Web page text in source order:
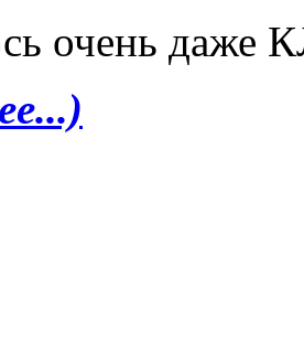
очень